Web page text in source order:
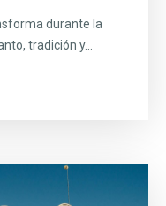
durante la
tradición y...